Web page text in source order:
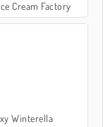
Cream Factory
Winterella